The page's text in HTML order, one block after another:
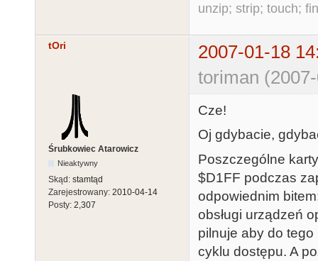
unzip; strip; touch;
tOri
2007-01-18
toriman
Śrubkowiec Atarowicz
Nieaktywny
Skąd: stamtąd
Zarejestrowany: 2010-04-14
Posty: 2,307
Cze!
Oj gdybacie,
Poszczególne
$D1FF podczas
odpowiednim
obsługi urządzeń
pilnuje aby do
cyklu dostępu. A